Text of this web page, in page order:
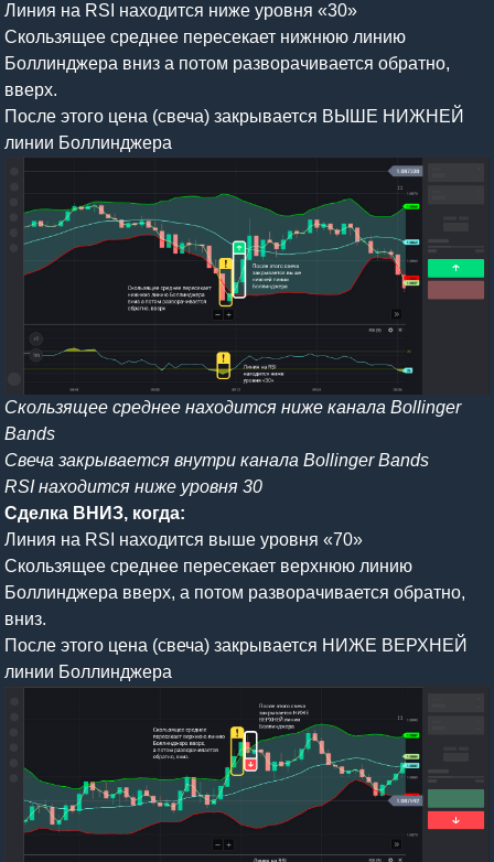
Линия на RSI находится ниже уровня «30»
Скользящее среднее пересекает нижнюю линию
Боллинджера вниз а потом разворачивается обратно,
вверх.
После этого цена (свеча) закрывается ВЫШЕ НИЖНЕЙ
линии Боллинджера
Скользящее среднее находится ниже канала Bollinger
Bands
Свеча закрывается внутри канала Bollinger Bands
RSI находится ниже уровня 30
Сделка ВНИЗ, когда:
Линия на RSI находится выше уровня «70»
Скользящее среднее пересекает верхнюю линию
Боллинджера вверх, а потом разворачивается обратно,
вниз.
После этого цена (свеча) закрывается НИЖЕ ВЕРХНЕЙ
линии Боллинджера